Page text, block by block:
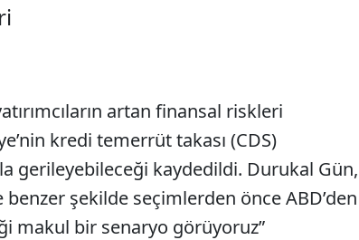
artan finansal riskleri
kredi temerrüt takası (CDS)
gerileyebileceği kaydedildi. Durukal Gün,
şekilde seçimlerden önce ABD’den
makul bir senaryo görüyoruz”